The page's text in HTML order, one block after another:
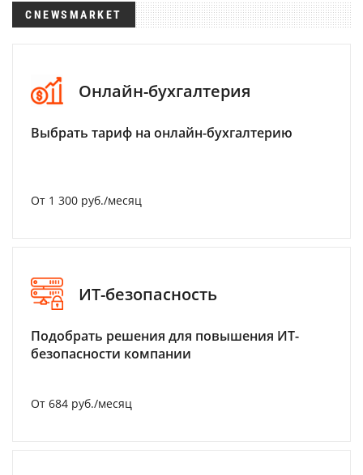
CNEWSMARKET
Онлайн-бухгалтерия
Выбрать тариф на онлайн-бухгалтерию
От 1 300 руб./месяц
ИТ-безопасность
Подобрать решения для повышения ИТ-
безопасности компании
От 684 руб./месяц